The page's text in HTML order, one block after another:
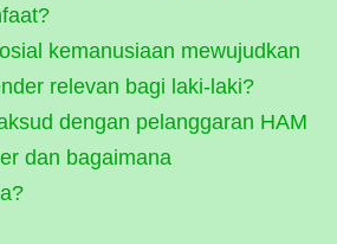
kemanusiaan mewujudkan
relevan bagi laki-laki?
dengan pelanggaran HAM
dan bagaimana